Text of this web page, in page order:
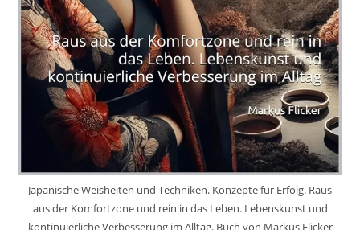
Japanische Weisheiten und Techniken. Konzepte für Erfolg. Raus
aus der Komfortzone und rein in das Leben. Lebenskunst und
kontinuierliche Verbesserung im Alltag. Buch von Markus Flicker